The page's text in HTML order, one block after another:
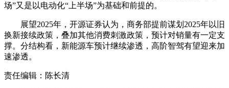
场”又是以电动化“上半场”为基础和前提的。
展望2025年，开源证券认为，商务部提前谋划2025年以旧
换新接续政策，叠加其他消费刺激政策，预计对销量有一定支
撑。分结构看，新能源车预计继续渗透，高阶智驾有望迎来加
速渗透。
责任编辑：陈长清